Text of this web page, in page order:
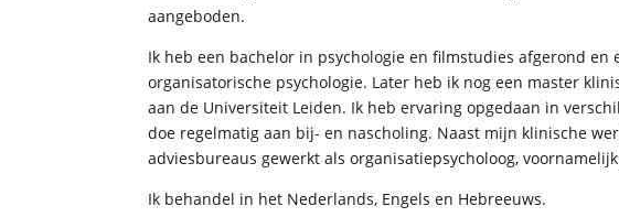
aangeboden.
Ik heb een bachelor in psychologie en filmstudies afgerond en
organisatorische psychologie. Later heb ik nog een master
aan de Universiteit Leiden. Ik heb ervaring opgedaan in
doe regelmatig aan bij- en nascholing. Naast mijn klinische
adviesbureaus gewerkt als organisatiepsycholoog, voornamelijk
Ik behandel in het Nederlands, Engels en Hebreeuws.